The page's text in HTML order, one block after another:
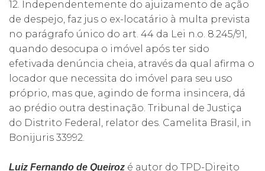
12. Independentemente do ajuizamento de ação
de despejo, faz jus o ex-locatário à multa prevista
no parágrafo único do art. 44 da Lei n.o. 8.245/91,
quando desocupa o imóvel após ter sido
efetivada denúncia cheia, através da qual afirma o
locador que necessita do imóvel para seu uso
próprio, mas que, agindo de forma insincera, dá
ao prédio outra destinação. Tribunal de Justiça
do Distrito Federal, relator des. Camelita Brasil, in
Bonijuris 33992.
Luiz Fernando de Queiroz é autor do TPD-Direito